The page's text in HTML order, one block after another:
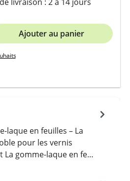
: Entrez la
Ajouter au panier
laque en feuilles – La
pour les vernis
La gomme-laque en fe…